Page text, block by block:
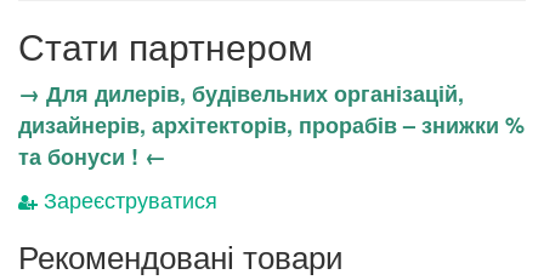
Стати партнером
→ Для дилерів, будівельних організацій,
дизайнерів, архітекторів, прорабів – знижки %
та бонуси ! ←
Зареєструватися
Рекомендовані товари